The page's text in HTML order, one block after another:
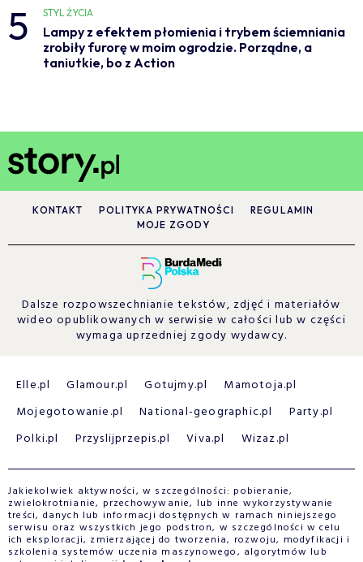
5 STYL ŻYCIA
Lampy z efektem płomienia i trybem ściemniania
zrobiły furorę w moim ogrodzie. Porządne, a
taniutkie, bo z Action
KONTAKT POLITYKA PRYWATNOŚCI
REGULAMIN
MOJE ZGODY
Dalsze rozpowszechnianie tekstów, zdjęć i materiałów
wideo opublikowanych w serwisie w całości lub w części
wymaga uprzedniej zgody wydawcy.
Elle.pl Glamour.pl Gotujmy.pl
Mamotoja.pl
Mojegotowanie.pl
National-geographic.pl
Party.pl
Polki.pl
Przyslijprzepis.pl Viva.pl Wizaz.pl
Jakiekolwiek aktywności, w szczególności: pobieranie,
zwielokrotnianie, przechowywanie, lub inne wykorzystywanie
treści, danych lub informacji dostępnych w ramach niniejszego
serwisu oraz wszystkich jego podstron, w szczególności w celu
ich eksploracji, zmierzającej do tworzenia, rozwoju, modyfikacji i
szkolenia systemów uczenia maszynowego, algorytmów lub